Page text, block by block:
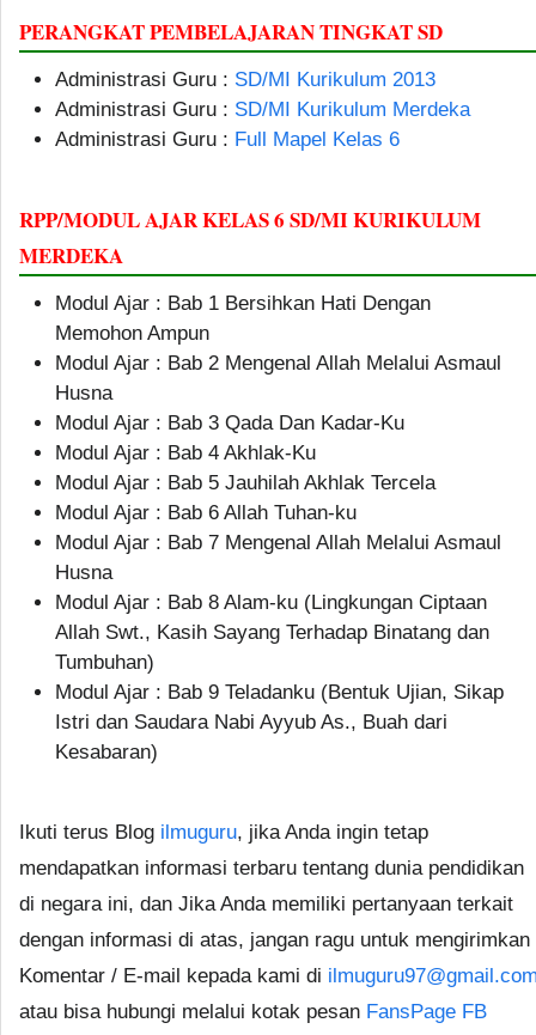
PERANGKAT PEMBELAJARAN TINGKAT SD
Administrasi Guru : SD/MI Kurikulum 2013
Administrasi Guru : SD/MI Kurikulum Merdeka
Administrasi Guru : Full Mapel Kelas 6
RPP/MODUL AJAR KELAS 6 SD/MI KURIKULUM
MERDEKA
Modul Ajar : Bab 1 Bersihkan Hati Dengan
Memohon Ampun
Modul Ajar : Bab 2 Mengenal Allah Melalui Asmaul
Husna
Modul Ajar : Bab 3 Qada Dan Kadar-Ku
Modul Ajar : Bab 4 Akhlak-Ku
Modul Ajar : Bab 5 Jauhilah Akhlak Tercela
Modul Ajar : Bab 6 Allah Tuhan-ku
Modul Ajar : Bab 7 Mengenal Allah Melalui Asmaul
Husna
Modul Ajar : Bab 8 Alam-ku (Lingkungan Ciptaan
Allah Swt., Kasih Sayang Terhadap Binatang dan
Tumbuhan)
Modul Ajar : Bab 9 Teladanku (Bentuk Ujian, Sikap
Istri dan Saudara Nabi Ayyub As., Buah dari
Kesabaran)
Ikuti terus Blog ilmuguru, jika Anda ingin tetap
mendapatkan informasi terbaru tentang dunia pendidikan
di negara ini, dan Jika Anda memiliki pertanyaan terkait
dengan informasi di atas, jangan ragu untuk mengirimkan
Komentar / E-mail kepada kami di
atau bisa hubungi melalui kotak pesan FansPage FB